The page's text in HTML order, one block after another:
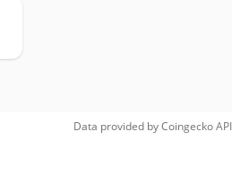
Data provided byCoingeckoAPI